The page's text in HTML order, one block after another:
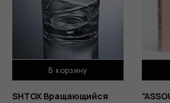
В корзину
SHTOX Вращающийся